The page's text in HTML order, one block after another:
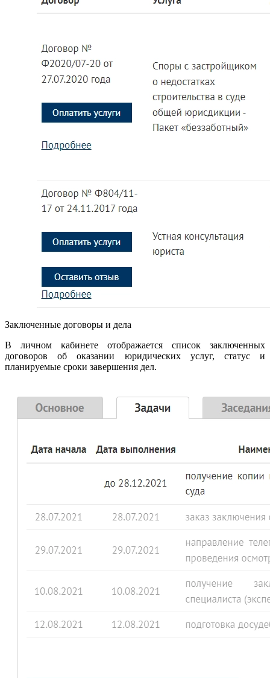
Заключенные договоры и дела
В личном кабинете отображается список заключенных
договоров об оказании юридических услуг, статус и
планируемые сроки завершения дел.